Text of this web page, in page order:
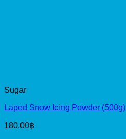
Sugar
Laped Snow Icing Powder (500g)
180.00฿